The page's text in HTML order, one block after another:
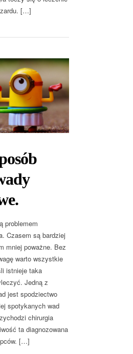
[…]
problemem
Czasem są bardziej
mniej poważne. Bez
warto wszystkie
istnieje taka
Jedną z
jest spodziectwo
spotykanych wad
chirurgia
ta diagnozowana
[…]